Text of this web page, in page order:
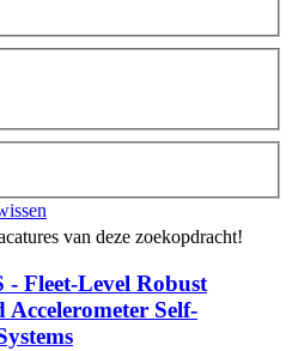
van deze zoekopdracht!
Fleet-Level Robust
Self-